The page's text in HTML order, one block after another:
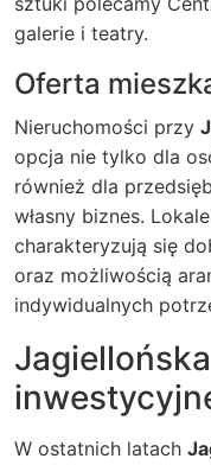
galerie i teatry.
Oferta
Nieruchomości przy
opcja nie tylko dla
również dla
własny biznes.
charakteryzują się
oraz możliwością
indywidualnych
W ostatnich latach